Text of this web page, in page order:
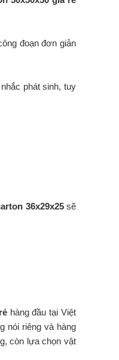
đoạn đơn giản
phát sinh, tuy
36x29x25sẽ
hàng đầu tại Việt
nói riêng và hàng
còn lựa chọn vật